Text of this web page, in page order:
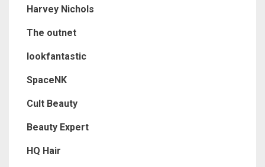
Harvey Nichols
The outnet
lookfantastic
SpaceNK
Cult Beauty
Beauty Expert
HQ Hair